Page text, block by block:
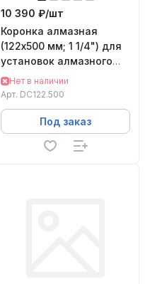
10 390 ₽/шт
Коронка алмазная
(122х500 мм; 1 1/4") для
установок алмазного
бурения KEOS DC122.500
Нет в наличии
Арт. DC122.500
Под заказ